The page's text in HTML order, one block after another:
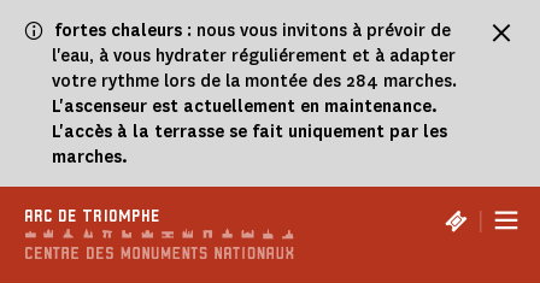
fortes chaleurs : nous vous invitons à prévoir de
l'eau, à vous hydrater réguliérement et à adapter
votre rythme lors de la montée des 284 marches.
L'ascenseur est actuellement en maintenance.
L'accès à la terrasse se fait uniquement par les
marches.
ARC DE TRIOMPHE |